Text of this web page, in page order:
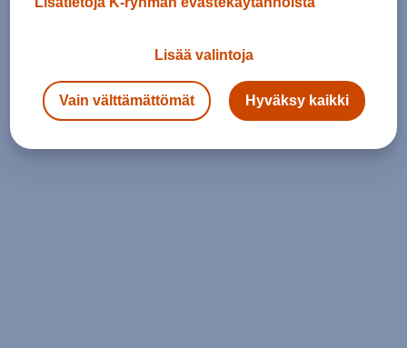
Lisää valintoja
Vain välttämättömät Hyväksy kaikki